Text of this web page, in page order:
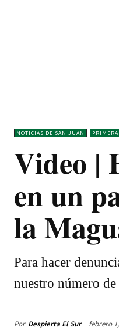
NOTICIAS DE SAN JUAN
Video |
en un
la
Para hacer
nuestro número
Por Despierta El Sur febrero